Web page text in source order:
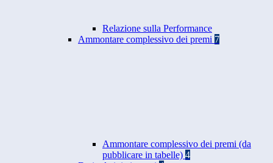
Relazione sulla Performance
Ammontare complessivo dei premi 7
Ammontare complessivo dei premi (da
pubblicare in tabelle) 4